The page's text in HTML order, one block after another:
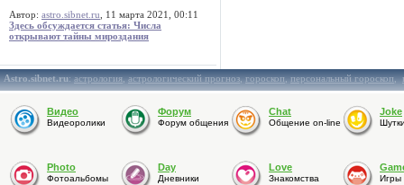
Автор: astro.sibnet.ru , 11 марта 2021, 00:11
Здесь обсуждается статья: Числа
открывают тайны мироздания
Astro.sibnet.ru:астрология,астрологический прогноз,гороскоп,персональный гороскоп,
Видео
Видеоролики
Форум
Форум общения
Chat
Общение on-line
Joke
Photo
Фотоальбомы
Day
Дневники
Love
Знакомства Игры